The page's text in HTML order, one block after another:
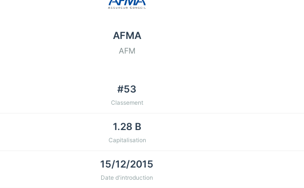
AFMA
AFM
#53
Classement
1.28 B
Capitalisation
15/12/2015
Date d'introduction